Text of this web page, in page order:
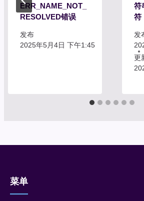
ERR_NAME_NOT_
RESOLVED错误
发布
2025年5月4日 下午1:45
符
符
发
更
菜单